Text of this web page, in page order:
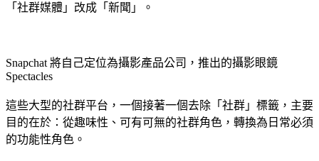
「社群媒體」改成「新聞」。
Snapchat 將自己定位為攝影產品公司，推出的攝影眼鏡
Spectacles
這些大型的社群平台，一個接著一個去除「社群」標籤，主要
目的在於：從趣味性、可有可無的社群角色，轉換為日常必須
的功能性角色。